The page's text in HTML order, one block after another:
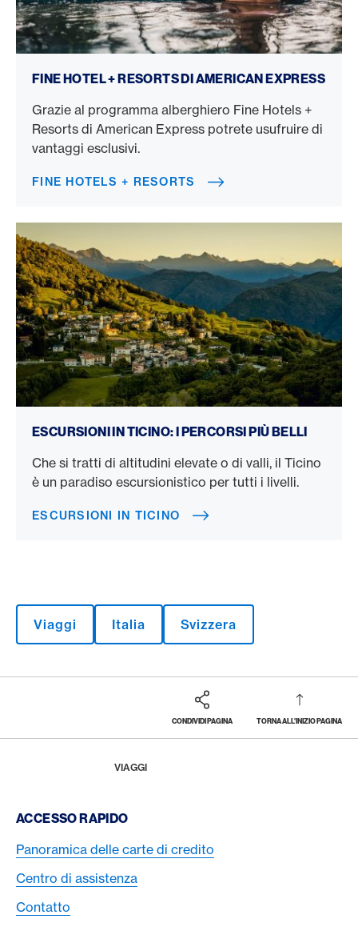
FINE HOTEL + RESORTS DI AMERICAN EXPRESS
Grazie al programma alberghiero Fine Hotels +
Resorts di American Express potrete usufruire di
vantaggi esclusivi.
FINE HOTELS + RESORTS
ESCURSIONI IN TICINO: I PERCORSI PIÙ BELLI
Che si tratti di altitudini elevate o di valli, il Ticino
è un paradiso escursionistico per tutti i livelli.
ESCURSIONI IN TICINO
Viaggi Italia Svizzera
CONDIVIDI PAGINA TORNA ALL'INIZIO PAGINA
Footer
VIAGGI
Footer Navigation
ACCESSO RAPIDO
Panoramica delle carte di credito
Centro di assistenza
Contatto